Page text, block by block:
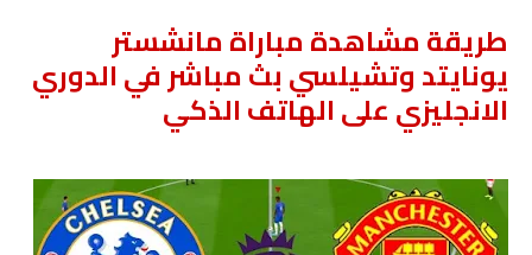
طريقة مشاهدة مباراة مانشستر
يونايتد وتشيلسي بث مباشر في الدوري
الانجليزي على الهاتف الذكي